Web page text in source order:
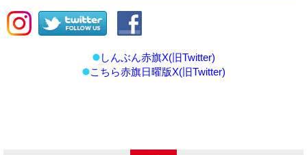
しんぶん赤旗X(旧Twitter)
こちら赤旗日曜版X(旧Twitter)